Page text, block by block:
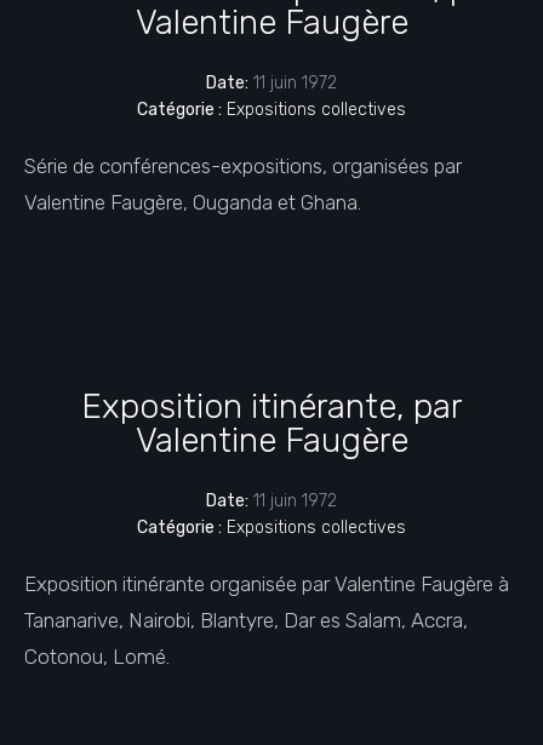
Valentine Faugère
Date: 11 juin 1972
Catégorie : Expositions collectives
Série de conférences-expositions, organisées par
Valentine Faugère, Ouganda et Ghana.
Exposition itinérante, par
Valentine Faugère
Date: 11 juin 1972
Catégorie : Expositions collectives
Exposition itinérante organisée par Valentine Faugère à
Tananarive, Nairobi, Blantyre, Dar es Salam, Accra,
Cotonou, Lomé.